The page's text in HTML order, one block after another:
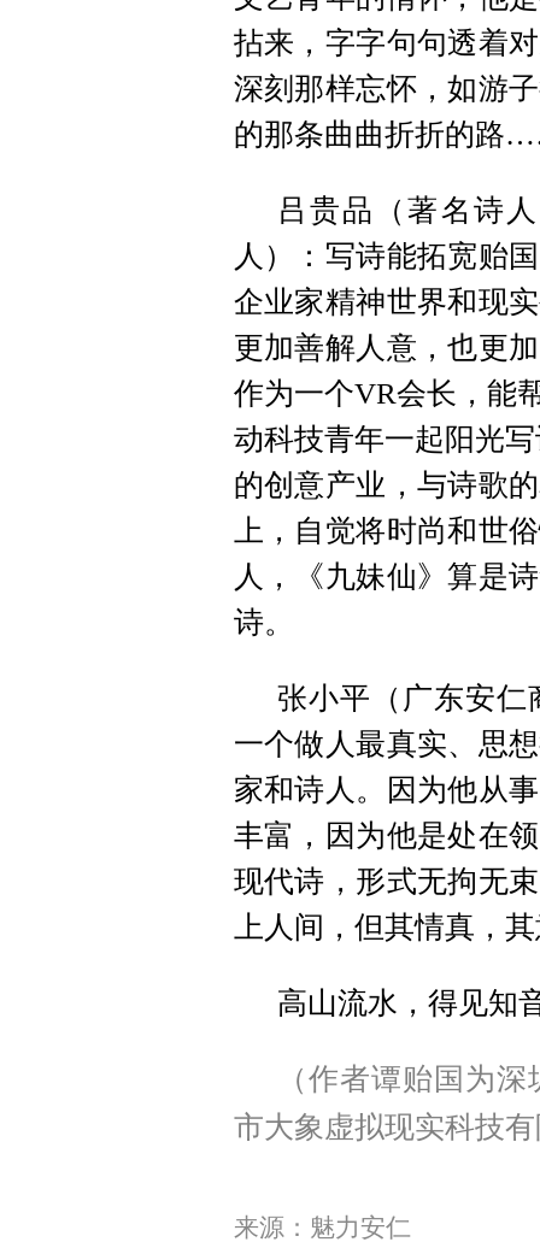
拈来，字字句句透着
深刻那样忘怀，如游
的那条曲曲折折的路
吕贵品（著名诗
人）：写诗能拓宽贻
企业家精神世界和现
更加善解人意，也更
作为一个VR会长，能
动科技青年一起阳光
的创意产业，与诗歌
上，自觉将时尚和世
人，《九妹仙》算是
诗。
张小平（广东安仁
一个做人最真实、思
家和诗人。因为他从
丰富，因为他是处在
现代诗，形式无拘无
上人间，但其情真，
高山流水，得见知
（作者谭贻国为
市大象虚拟现实科技
来源：魅力安仁